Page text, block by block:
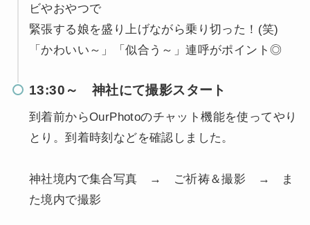
ビやおやつで
緊張する娘を盛り上げながら乗り切った！(笑)
「かわいい～」「似合う～」連呼がポイント◎
13:30～ 神社にて撮影スタート
到着前からOurPhotoのチャット機能を使ってやり
とり。到着時刻などを確認しました。
神社境内で集合写真 → ご祈祷＆撮影 → ま
た境内で撮影